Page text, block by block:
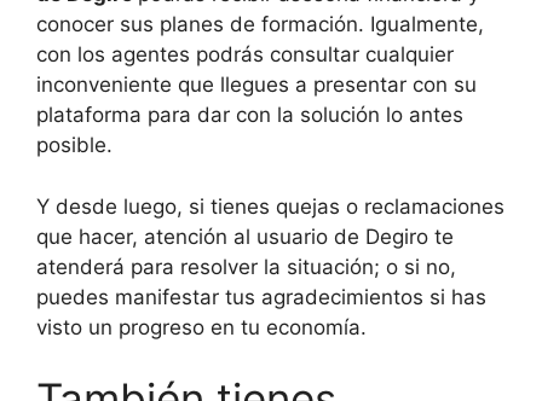
conocer sus planes de formación. Igualmente,
con los agentes podrás consultar cualquier
inconveniente que llegues a presentar con su
plataforma para dar con la solución lo antes
posible.
Y desde luego, si tienes quejas o reclamaciones
que hacer, atención al usuario de Degiro te
atenderá para resolver la situación; o si no,
puedes manifestar tus agradecimientos si has
visto un progreso en tu economía.